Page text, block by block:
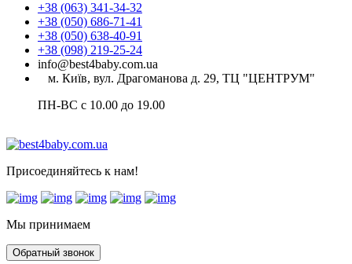
+38 (063) 341-34-32
+38 (050) 686-71-41
+38 (050) 638-40-91
+38 (098) 219-25-24
info@best4baby.com.ua
м. Київ, вул. Драгоманова д. 29, ТЦ "ЦЕНТРУМ"
ПН-ВС с 10.00 до 19.00
Присоединяйтесь к нам!
Мы принимаем
Обратный звонок